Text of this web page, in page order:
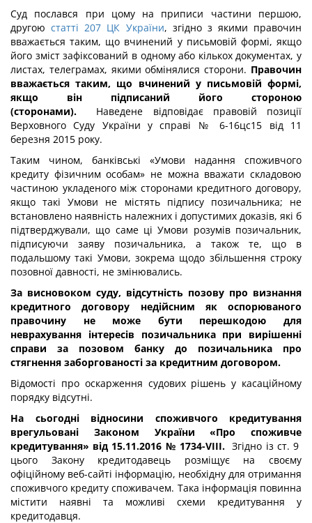
Суд послався при цому на приписи частини першою,
другоюстатті 207 ЦК України, згідно з якими правочин
вважається таким, що вчинений у письмовій формі, якщо
його зміст зафіксований в одному або кількох документах, у
листах, телеграмах, якими обмінялися сторони. Правочин
вважається таким, що вчинений у письмовій формі,
якщо він підписаний його стороною
(сторонами). Наведене відповідає правовій позиції
Верховного Суду України у справі № 6-16цс15 від 11
березня 2015 року.
Таким чином, банківські «Умови надання споживчого
кредиту фізичним особам» не можна вважати складовою
частиною укладеного між сторонами кредитного договору,
якщо такі Умови не містять підпису позичальника; не
встановлено наявність належних і допустимих доказів, які б
підтверджували, що саме ці Умови розумів позичальник,
підписуючи заяву позичальника, а також те, що в
подальшому такі Умови, зокрема щодо збільшення строку
позовної давності, не змінювались.
За висновоком суду, відсутність позову про визнання
кредитного договору недійсним як оспорюваного
правочину не може бути перешкодою для
неврахування інтересів позичальника при вирішенні
справи за позовом банку до позичальника про
стягнення заборгованості за кредитним договором.
Відомості про оскарження судових рішень у касаційному
порядку відсутні.
На сьогодні відносини споживчого кредитування
врегульовані Законом України «Про споживче
кредитування» від 15.11.2016 № 1734-VIII. Згідно із ст. 9
цього Закону кредитодавець розміщує на своєму
офіційному веб-сайті інформацію, необхідну для отримання
споживчого кредиту споживачем. Така інформація повинна
містити наявні та можливі схеми кредитування у
кредитодавця.